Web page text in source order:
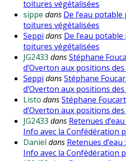
toitures végétalisées
sippe dans De l’eau
toitures végétalisées
Seppi dans De l’eau
toitures végétalisées
JG2433 dansStéphane
d’Overton aux positions
Seppi dansStéphane
d’Overton aux positions
Listo dansStéphane
d’Overton aux positions
JG2433 dans Retenues
Info avec la Confédération
Daniel dans Retenues
Info avec la Confédération